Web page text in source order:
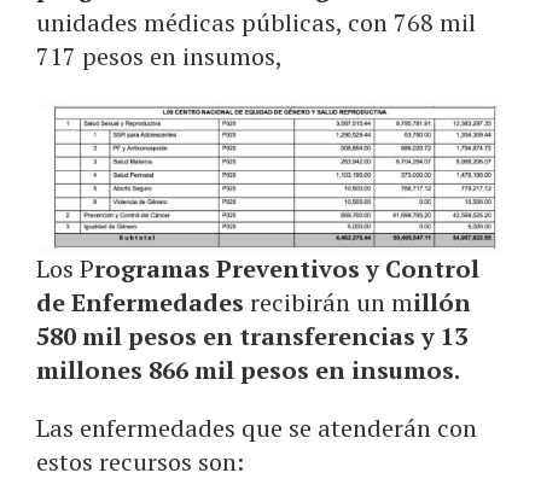
unidades médicas públicas, con 768 mil
717 pesos en insumos,
Los Programas Preventivos y Control
de Enfermedades recibirán un millón
580 mil pesos en transferencias y 13
millones 866 mil pesos en insumos.
Las enfermedades que se atenderán con
estos recursos son: